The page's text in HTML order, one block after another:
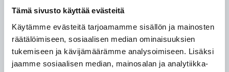
Tämä sivusto käyttää evästeitä
Käytämme evästeitä tarjoamamme sisällön ja mainosten
räätälöimiseen, sosiaalisen median ominaisuuksien
tukemiseen ja kävijämäärämme analysoimiseen. Lisäksi
jaamme sosiaalisen median, mainosalan ja analytiikka-
Kiehimä Folk -musiikkitapahtuma on siirretty
huonon sään vuoksi Paltalinnaan kello 19
eteenpäin.
Kello 17-19 välinen ohjelma järjestetään